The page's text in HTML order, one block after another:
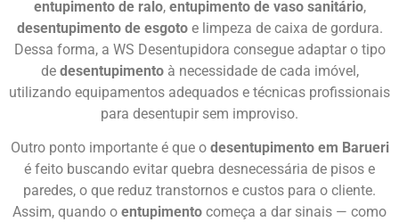
entupimento de ralo, entupimento de vaso sanitário,
desentupimento de esgotoe limpeza de caixa de gordura.
Dessa forma, a WS Desentupidora consegue adaptar o tipo
de desentupimentoà necessidade de cada imóvel,
utilizando equipamentos adequados e técnicas profissionais
para desentupir sem improviso.
Outro ponto importante é que o desentupimento em Barueri
é feito buscando evitar quebra desnecessária de pisos e
paredes, o que reduz transtornos e custos para o cliente.
Assim, quando o entupimento começa a dar sinais — como